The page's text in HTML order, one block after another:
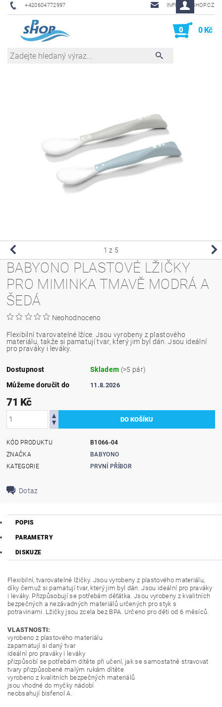
+420604772997 INFO@PHSHOP.CZ
0 0 Kč
1 z 5
BABYONO PLASTOVÉ LŽIČKY
PRO MIMINKA TMAVĚ MODRÁ A
ŠEDÁ
Neohodnoceno
Flexibilní tvarovatelné lžíce. Jsou vyrobeny z plastového
materiálu, takže si pamatují tvar, který jim byl dán. Jsou ideální
pro praváky i leváky.
Dostupnost Skladem (>5 pár)
Můžeme doručit do
11.8.2026
71 Kč
KÓD PRODUKTU
B1066-04
ZNAČKA
BABYONO
KATEGORIE
PRVNÍ PŘÍBOR
Dotaz
POPIS
PARAMETRY
DISKUZE
Flexibilní, tvarovatelné lžičky. Jsou vyrobeny z plastového materiálu,
díky čemuž si pamatují tvar, který jim byl dán. Jsou ideální pro praváky
i leváky. Přizpůsobují se potřebám děťátka. Jsou vyrobeny z kvalitních
bezpečných a nezávadných materiálů určených pro styk s
potravinami. Lžičky jsou zcela bez BPA. Určeno pro děti od 6 měsíců.
VLASTNOSTI:
vyrobeno z plastového materiálu
zapamatují si daný tvar
ideální pro praváky i leváky
přizpůsobí se potřebám dítěte při učení, jak se samostatně stravovat
tvary přizpůsobené malým rukám dítěte
vyrobeno z kvalitních bezpečných materiálů
jsou vhodné do myčky nádobí
neobsahují bisfenol A.